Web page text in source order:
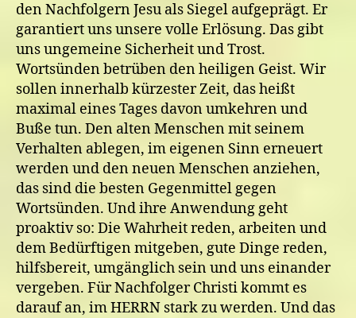
den Nachfolgern Jesu als Siegel aufgeprägt. Er
garantiert uns unsere volle Erlösung. Das gibt
uns ungemeine Sicherheit und Trost.
Wortsünden betrüben den heiligen Geist. Wir
sollen innerhalb kürzester Zeit, das heißt
maximal eines Tages davon umkehren und
Buße tun. Den alten Menschen mit seinem
Verhalten ablegen, im eigenen Sinn erneuert
werden und den neuen Menschen anziehen,
das sind die besten Gegenmittel gegen
Wortsünden. Und ihre Anwendung geht
proaktiv so: Die Wahrheit reden, arbeiten und
dem Bedürftigen mitgeben, gute Dinge reden,
hilfsbereit, umgänglich sein und uns einander
vergeben. Für Nachfolger Christi kommt es
darauf an, im HERRN stark zu werden. Und das